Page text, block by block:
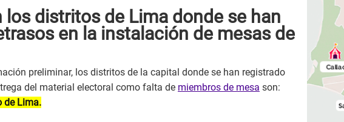
los distritos de Lima donde se han
en la instalación de mesas de
preliminar, los distritos de la capital donde se han registrado
del material electoral como falta de miembros de mesa son:
de Lima.